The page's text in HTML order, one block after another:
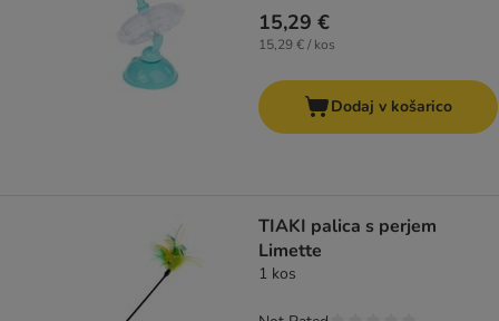
15,29 €
15,29 € / kos
Dodaj v košarico
TIAKI palica s perjem
Limette
1 kos